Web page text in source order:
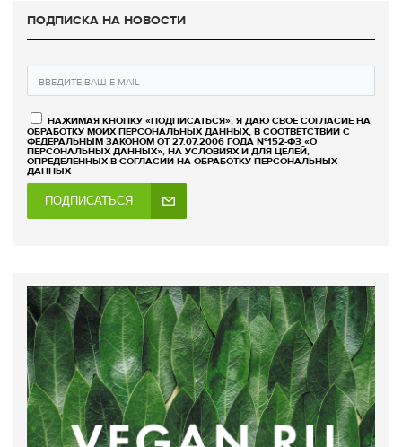
ПОДПИСКА НА НОВОСТИ
НАЖИМАЯ КНОПКУ «ПОДПИСАТЬСЯ», Я ДАЮ СВОЕ СОГЛАСИЕ НА
ОБРАБОТКУ МОИХ ПЕРСОНАЛЬНЫХ ДАННЫХ, В СООТВЕТСТВИИ С
ФЕДЕРАЛЬНЫМ ЗАКОНОМ ОТ 27.07.2006 ГОДА №152-ФЗ «О
ПЕРСОНАЛЬНЫХ ДАННЫХ», НА УСЛОВИЯХ И ДЛЯ ЦЕЛЕЙ,
ОПРЕДЕЛЕННЫХ В СОГЛАСИИ НА ОБРАБОТКУ ПЕРСОНАЛЬНЫХ
ДАННЫХ
ПОДПИСАТЬСЯ